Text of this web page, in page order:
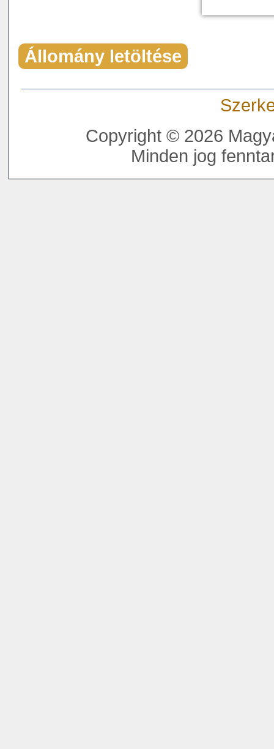
Állomány letöltése
Copyright © 2026
Minden jog